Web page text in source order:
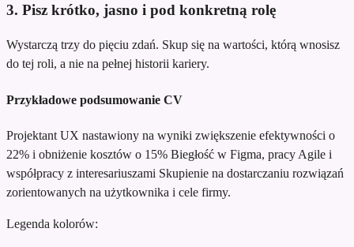
3. Pisz krótko, jasno i pod konkretną rolę
Wystarczą trzy do pięciu zdań. Skup się na wartości, którą wnosisz
do tej roli, a nie na pełnej historii kariery.
Przykładowe podsumowanie CV
Projektant UX nastawiony na wyniki zwiększenie efektywności o
22% i obniżenie kosztów o 15% Biegłość w Figma, pracy Agile i
współpracy z interesariuszami Skupienie na dostarczaniu rozwiązań
zorientowanych na użytkownika i cele firmy.
Legenda kolorów: